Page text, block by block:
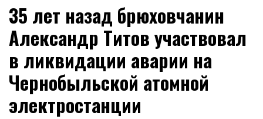
35 лет назад брюховчанин
Александр Титов участвовал
в ликвидации аварии на
Чернобыльской атомной
электростанции